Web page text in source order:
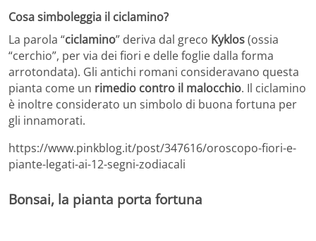
Cosa simboleggia il ciclamino?
La parola “ciclamino” deriva dal greco Kyklos(ossia
“cerchio”, per via dei fiori e delle foglie dalla forma
arrotondata). Gli antichi romani consideravano questa
pianta come un rimedio contro il malocchio. Il ciclamino
è inoltre considerato un simbolo di buona fortuna per
gli innamorati.
https://www.pinkblog.it/post/347616/oroscopo-fiori-e-
piante-legati-ai-12-segni-zodiacali
Bonsai, la pianta porta fortuna